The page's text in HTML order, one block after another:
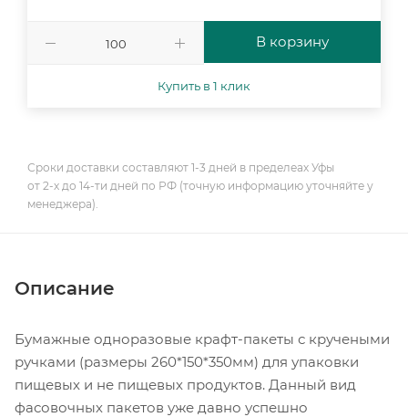
В корзину
Купить в 1 клик
Сроки доставки составляют 1-3 дней в пределеах Уфы
от 2-х до 14-ти дней по РФ (точную информацию уточняйте у
менеджера).
Описание
Бумажные одноразовые крафт-пакеты с кручеными
ручками (размеры 260*150*350мм) для упаковки
пищевых и не пищевых продуктов. Данный вид
фасовочных пакетов уже давно успешно